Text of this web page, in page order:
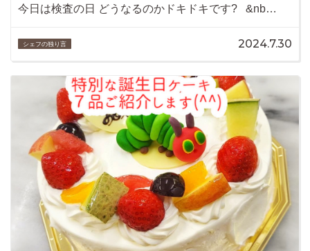
今日は検査の日 どうなるのかドキドキです? &nb…
シェフの独り言 2024.7.30